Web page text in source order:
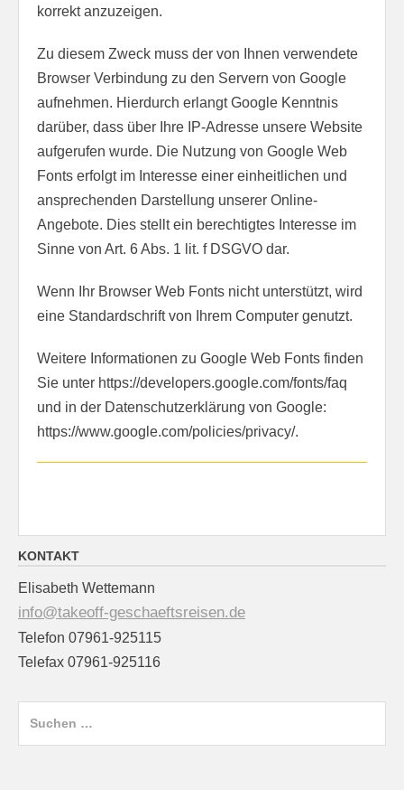
korrekt anzuzeigen.
Zu diesem Zweck muss der von Ihnen verwendete
Browser Verbindung zu den Servern von Google
aufnehmen. Hierdurch erlangt Google Kenntnis
darüber, dass über Ihre IP-Adresse unsere Website
aufgerufen wurde. Die Nutzung von Google Web
Fonts erfolgt im Interesse einer einheitlichen und
ansprechenden Darstellung unserer Online-
Angebote. Dies stellt ein berechtigtes Interesse im
Sinne von Art. 6 Abs. 1 lit. f DSGVO dar.
Wenn Ihr Browser Web Fonts nicht unterstützt, wird
eine Standardschrift von Ihrem Computer genutzt.
Weitere Informationen zu Google Web Fonts finden
Sie unter https://developers.google.com/fonts/faq
und in der Datenschutzerklärung von Google:
https://www.google.com/policies/privacy/.
KONTAKT
Elisabeth Wettemann
info@takeoff-geschaeftsreisen.de
Telefon 07961-925115
Telefax 07961-925116